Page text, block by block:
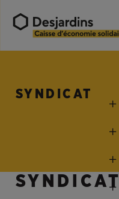
SYNDICAT
SYNDICAT